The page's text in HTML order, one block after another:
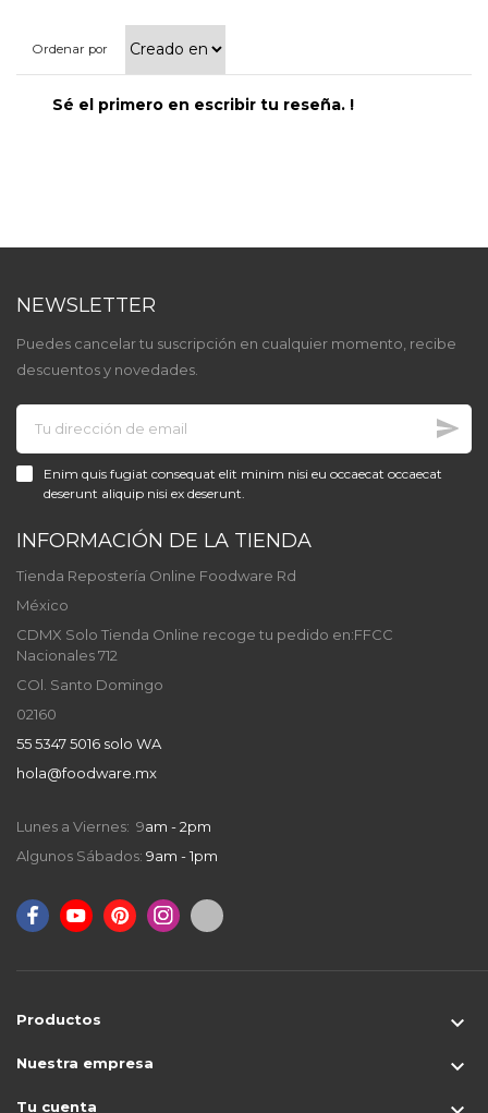
Ordenar por
Sé el primero en escribir tu reseña. !
NEWSLETTER
Puedes cancelar tu suscripción en cualquier momento, recibe
descuentos y novedades.
Enim quis fugiat consequat elit minim nisi eu occaecat occaecat
deserunt aliquip nisi ex deserunt.
INFORMACIÓN DE LA TIENDA
Tienda Repostería Online Foodware Rd
México
CDMX Solo Tienda Online recoge tu pedido en:FFCC
Nacionales 712
COl. Santo Domingo
02160
55 5347 5016 solo WA
hola@foodware.mx
Lunes a Viernes: 9am - 2pm
Algunos Sábados: 9am - 1pm
Productos 
Nuestra empresa 
Tu cuenta